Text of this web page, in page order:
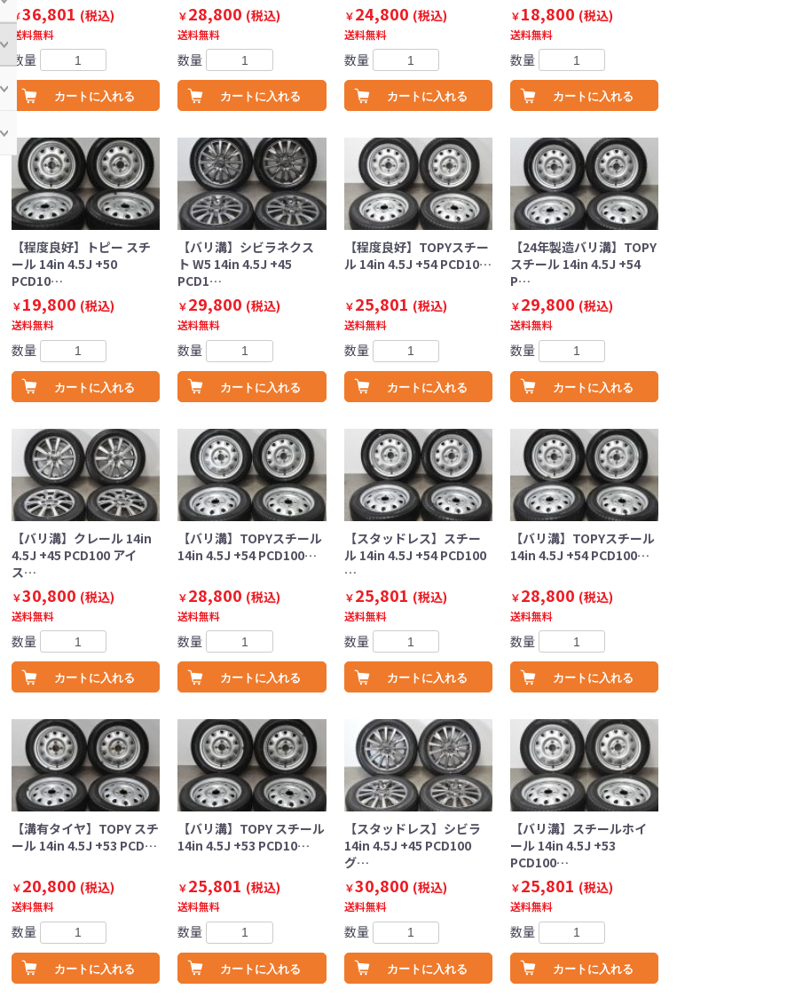
￥36,801 (税込)
送料無料
数量
カートに入れる
￥28,800 (税込)
送料無料
数量
カートに入れる
￥24,800 (税込)
送料無料
数量
カートに入れる
￥18,800 (税込)
送料無料
数量
カートに入れる
【程度良好】トピー スチ
ール 14in 4.5J +50
PCD10…
￥19,800 (税込)
送料無料
数量
カートに入れる
【バリ溝】シビラネクス
ト W5 14in 4.5J +45
PCD1…
￥29,800 (税込)
送料無料
数量
カートに入れる
【程度良好】TOPYスチー
ル 14in 4.5J +54 PCD10…
￥25,801 (税込)
送料無料
数量
カートに入れる
【24年製造バリ溝】TOPY
スチール 14in 4.5J +54
P…
￥29,800 (税込)
送料無料
数量
カートに入れる
【バリ溝】クレール 14in
4.5J +45 PCD100 アイ
ス…
￥30,800 (税込)
送料無料
数量
カートに入れる
【バリ溝】TOPYスチール
14in 4.5J +54 PCD100…
￥28,800 (税込)
送料無料
数量
カートに入れる
【スタッドレス】スチー
ル 14in 4.5J +54 PCD100
…
￥25,801 (税込)
送料無料
数量
カートに入れる
【バリ溝】TOPYスチール
14in 4.5J +54 PCD100…
￥28,800 (税込)
送料無料
数量
カートに入れる
【溝有タイヤ】TOPY スチ
ール 14in 4.5J +53 PCD…
￥20,800 (税込)
送料無料
数量
カートに入れる
【バリ溝】TOPY スチール
14in 4.5J +53 PCD10…
￥25,801 (税込)
送料無料
数量
カートに入れる
【スタッドレス】シビラ
14in 4.5J +45 PCD100
グ…
￥30,800 (税込)
送料無料
数量
カートに入れる
【バリ溝】スチールホイ
ール 14in 4.5J +53
PCD100…
￥25,801 (税込)
送料無料
数量
カートに入れる